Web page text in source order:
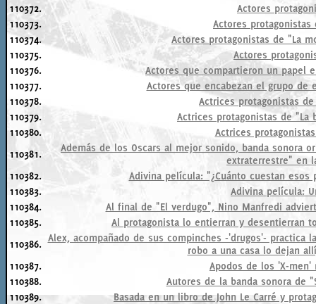
110372.
Actores
110373.
Actores protagonistas
110374.
Actores protagonistas de "La
110375.
Actores
110376.
Actores que compartieron un papel
110377.
Actores que encabezan el grupo de
110378.
Actrices protagonistas
110379.
Actrices protagonistas de "La
110380.
Actrices
110381.
Además de los Oscars al mejor sonido, banda sonora
extraterrestre" en
110382.
Adivina película: "¿Cuánto cuestan esos
110383.
Adivina película:
110384.
Al final de "El verdugo", Nino Manfredi
110385.
Al protagonista lo entierran y desentierran
110386. Alex, acompañado de sus compinches -'drugos'-
robo a una casa lo dejan
110387.
Apodos de los 'X-
110388.
Autores de la banda sonora de
110389.
Basada en un libro de John Le Carré y